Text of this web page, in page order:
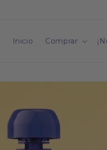
Inicio Comprar